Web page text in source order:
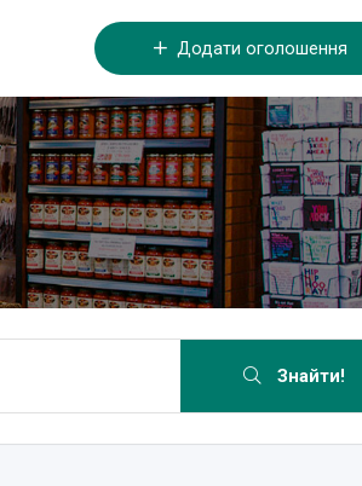
Додати оголошення
Знайти!